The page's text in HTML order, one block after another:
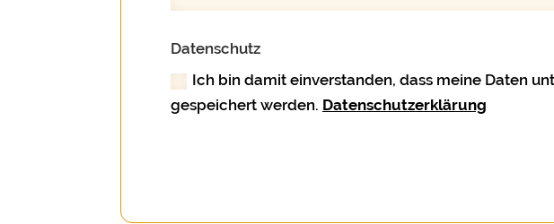
Datenschutz
Ich bin damit einverstanden, dass meine Daten
gespeichert werden. Datenschutzerklärung